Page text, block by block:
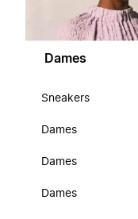
Dames
Sneakers
Dames
Dames
Dames